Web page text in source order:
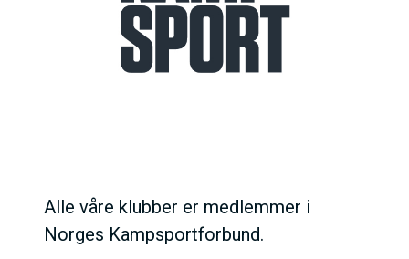
Alle våre klubber er medlemmer i
Norges Kampsportforbund.